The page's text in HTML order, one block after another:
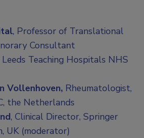
, Professor of Translational
Consultant
Teaching Hospitals NHS
Vollenhoven, Rheumatologist,
the Netherlands
, Clinical Director, Springer
UK (moderator)